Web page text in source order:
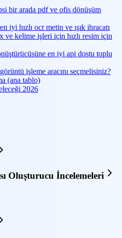
bir arada pdf ve ofis dönüşüm
iyi hızlı ocr metin ve ışık ihracatı
ve kelime işleri için hızlı resim için
en iyi api dostu toplu
işleme aracını seçmelisiniz?
(ana tablo)
2026
Oluşturucu İncelemeleri